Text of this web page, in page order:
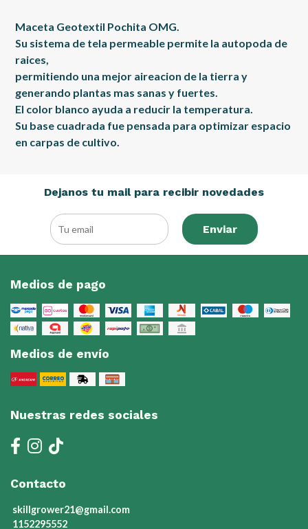
Maceta Geotextil Pochita OMG.
Su sistema de tela permeable permite la autopoda de
raices,
permitiendo una mejor aireacion de la tierra y
generando plantas mas sanas y fuertes.
El color blanco ayuda a reducir la temperatura.
Su base cuadrada fue pensada para optimizar espacio
en carpas de cultivo.
Dejanos tu mail para recibir novedades
Enviar
Medios de pago
Medios de envío
Nuestras redes sociales
Contacto
skillgrower21@gmail.com
1152295552